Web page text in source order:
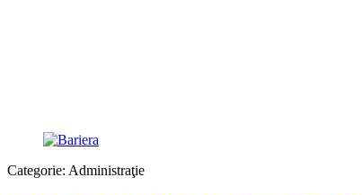
Categorie: Administraţie